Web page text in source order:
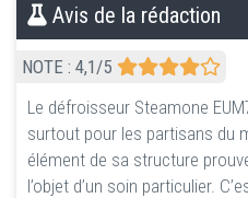
Avis de la rédaction
NOTE : 4,1 /5
Le défroisseur Steamone
surtout pour les partisans du
élément de sa structure
l’objet d’un soin particulier.